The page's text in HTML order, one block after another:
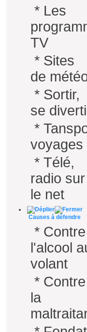
* Les
TV
* Sites
de
* Sortir,
se
*
voyages
* Télé,
radio sur
le net
Causes à défendre
* Contre
l'alcool
volant
* Contre
la